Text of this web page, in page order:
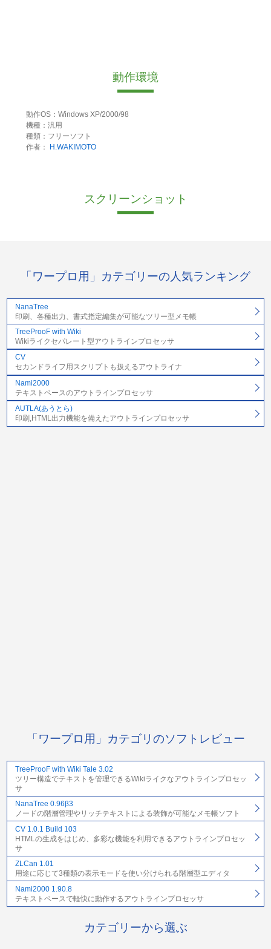
動作環境
動作OS：Windows XP/2000/98
機種：汎用
種類：フリーソフト
作者：
H.WAKIMOTO
スクリーンショット
「ワープロ用」カテゴリーの人気ランキング
NanaTree
印刷、各種出力、書式指定編集が可能なツリー型メモ帳
TreeProoF with Wiki
Wikiライクセパレート型アウトラインプロセッサ
CV
セカンドライフ用スクリプトも扱えるアウトライナ
Nami2000
テキストベースのアウトラインプロセッサ
AUTLA(あうとら)
印刷,HTML出力機能を備えたアウトラインプロセッサ
「ワープロ用」カテゴリのソフトレビュー
TreeProoF with Wiki Tale 3.02
ツリー構造でテキストを管理できるWikiライクなアウトラインプロセッ
サ
NanaTree 0.96β3
ノードの階層管理やリッチテキストによる装飾が可能なメモ帳ソフト
CV 1.0.1 Build 103
HTMLの生成をはじめ、多彩な機能を利用できるアウトラインプロセッ
サ
ZLCan 1.01
用途に応じて3種類の表示モードを使い分けられる階層型エディタ
Nami2000 1.90.8
テキストベースで軽快に動作するアウトラインプロセッサ
カテゴリーから選ぶ